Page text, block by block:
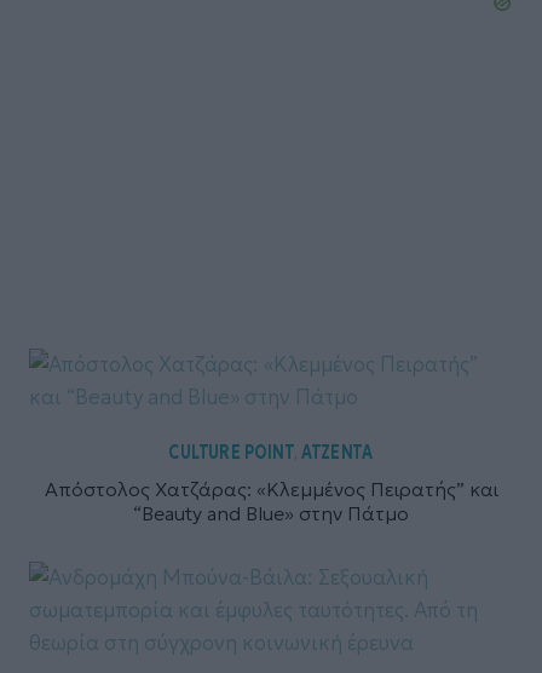
CULTURE POINT,ΑΤΖΕΝΤΑ
Απόστολος Χατζάρας: «Κλεμμένος Πειρατής” και
“Beauty and Blue» στην Πάτμο